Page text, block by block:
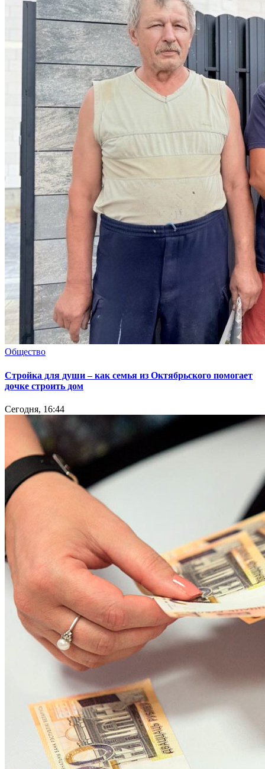
Общество
Стройка для души – как семья из Октябрьского помогает
дочке строить дом
Сегодня, 16:44